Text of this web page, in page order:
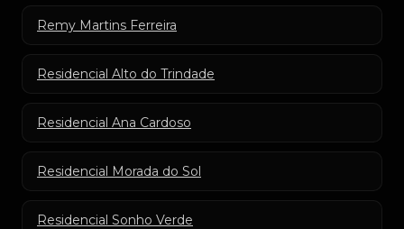
Remy Martins Ferreira
Residencial Alto do Trindade
Residencial Ana Cardoso
Residencial Morada do Sol
Residencial Sonho Verde